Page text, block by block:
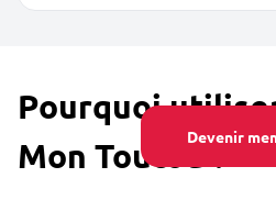
Devenir
Pourquoi
Mon Toutou ?